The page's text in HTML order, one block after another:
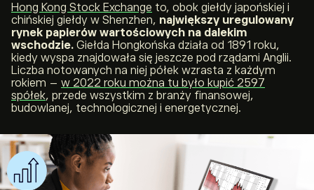
Hong Kong Stock Exchange to, obok giełdy japońskiej i
chińskiej giełdy w Shenzhen, największy uregulowany
rynek papierów wartościowych na dalekim
wschodzie. Giełda Hongkońska działa od 1891 roku,
kiedy wyspa znajdowała się jeszcze pod rządami Anglii.
Liczba notowanych na niej półek wzrasta z każdym
rokiem – w 2022 roku można tu było kupić 2597
spółek, przede wszystkim z branży finansowej,
budowlanej, technologicznej i energetycznej.